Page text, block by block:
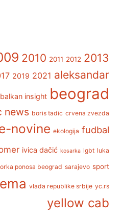
2010 2011 2012 2013
2019 2021 aleksandar
balkan insight beograd
news boris tadic crvena zvezda
novine ekologija fudbal
ivica dačić kosarka lgbt luka
ponosa beograd sarajevo sport
vlada republike srbije yc.rs
yellow cab